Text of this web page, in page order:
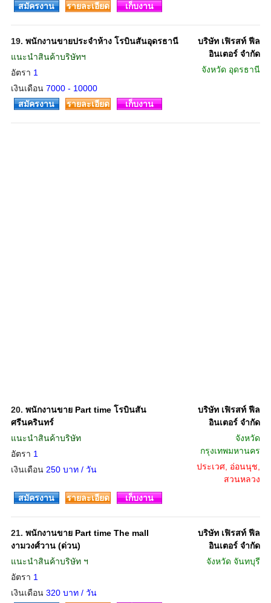
สมัครงาน
รายละเอียด เก็บงาน
19. พนักงานขายประจำห้าง โรบินสันอุดรธานี
แนะนำสินค้าบริษัทฯ
อัตรา 1
เงินเดือน 7000 - 10000
บริษัท เฟิรสท์ ฟีล
อินเตอร์ จำกัด
จังหวัด อุดรธานี
สมัครงาน รายละเอียด เก็บงาน
20. พนักงานขาย Part time โรบินสัน
ศรีนครินทร์
แนะนำสินค้าบริษัท
อัตรา 1
เงินเดือน 250 บาท / วัน
บริษัท เฟิรสท์ ฟีล
อินเตอร์ จำกัด
จังหวัด
กรุงเทพมหานคร
ประเวศ, อ่อนนุช,
สวนหลวง
สมัครงาน
รายละเอียด เก็บงาน
21. พนักงานขาย Part time The mall
งามวงศ์วาน (ด่วน)
แนะนำสินค้าบริษัท ฯ
อัตรา 1
เงินเดือน 320 บาท / วัน
บริษัท เฟิรสท์ ฟีล
อินเตอร์ จำกัด
จังหวัด จันทบุรี